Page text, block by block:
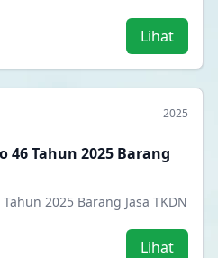
Lihat
2025
46 Tahun 2025 Barang
2025 Barang Jasa TKDN
Lihat